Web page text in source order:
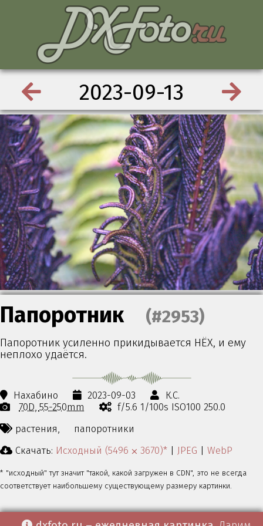
2023-09-13
Папоротник (#2953)
Папоротник усиленно прикидывается НЁХ, и ему
неплохо удаётся.
Нахабино 2023-09-03
К.С.
70D 55-250mm
f/5.6 1/100s ISO100 250.0
растения,
папоротники
Скачать: Исходный (5496 ⨉ 3670)* | JPEG | WebP
* "исходный" тут значит "такой, какой загружен в CDN", это не всегда
соответствует наибольшему существующему размеру картинки.